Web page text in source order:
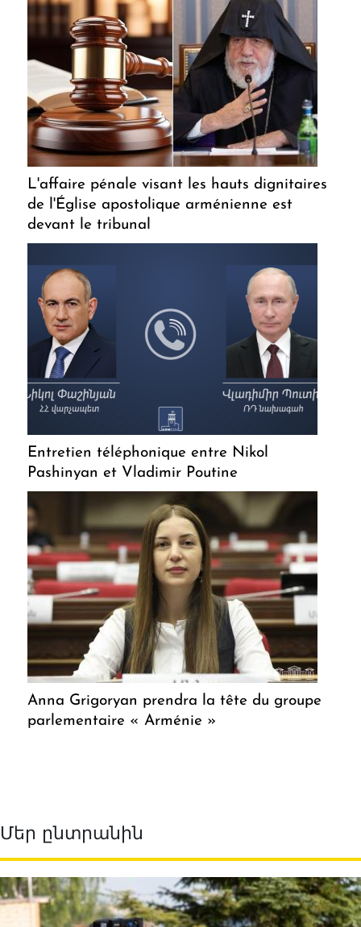
L'affaire pénale visant les hauts dignitaires
de l'Église apostolique arménienne est
devant le tribunal
Entretien téléphonique entre Nikol
Pashinyan et Vladimir Poutine
Anna Grigoryan prendra la tête du groupe
parlementaire « Arménie »
Մեր ընտրանին